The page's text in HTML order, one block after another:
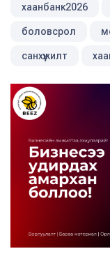
хаанбанк2026
боловсрол
санхүүжилт